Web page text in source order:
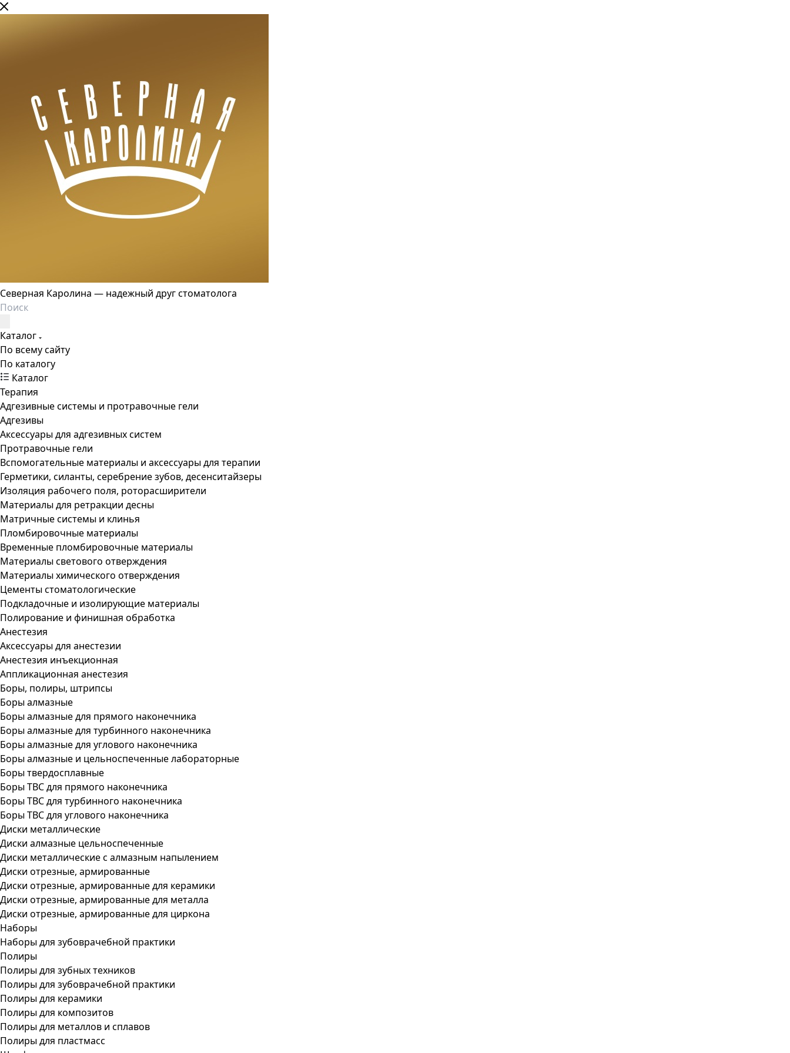
Северная Каролина — надежный друг стоматолога
Каталог
По всему сайту
По каталогу
Каталог
Терапия
Адгезивные системы и протравочные гели
Адгезивы
Аксессуары для адгезивных систем
Протравочные гели
Вспомогательные материалы и аксессуары для терапии
Герметики, силанты, серебрение зубов, десенситайзеры
Изоляция рабочего поля, роторасширители
Материалы для ретракции десны
Матричные системы и клинья
Пломбировочные материалы
Временные пломбировочные материалы
Материалы светового отверждения
Материалы химического отверждения
Цементы стоматологические
Подкладочные и изолирующие материалы
Полирование и финишная обработка
Анестезия
Аксессуары для анестезии
Анестезия инъекционная
Аппликационная анестезия
Боры, полиры, штрипсы
Боры алмазные
Боры алмазные для прямого наконечника
Боры алмазные для турбинного наконечника
Боры алмазные для углового наконечника
Боры алмазные и цельноспеченные лабораторные
Боры твердосплавные
Боры ТВС для прямого наконечника
Боры ТВС для турбинного наконечника
Боры ТВС для углового наконечника
Диски металлические
Диски алмазные цельноспеченные
Диски металлические с алмазным напылением
Диски отрезные, армированные
Диски отрезные, армированные для керамики
Диски отрезные, армированные для металла
Диски отрезные, армированные для циркона
Наборы
Наборы для зубоврачебной практики
Полиры
Полиры для зубных техников
Полиры для зубоврачебной практики
Полиры для керамики
Полиры для композитов
Полиры для металлов и сплавов
Полиры для пластмасс